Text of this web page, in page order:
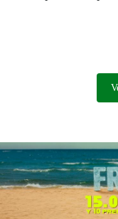
empleo y
del desarrollo